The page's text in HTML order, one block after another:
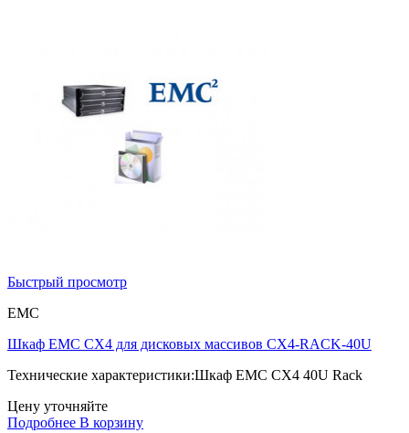
Быстрый просмотр
EMC
Шкаф EMC CX4 для дисковых массивов CX4-RACK-40U
Технические характеристики:Шкаф EMC CX4 40U Rack
Цену уточняйте
Подробнее В корзину